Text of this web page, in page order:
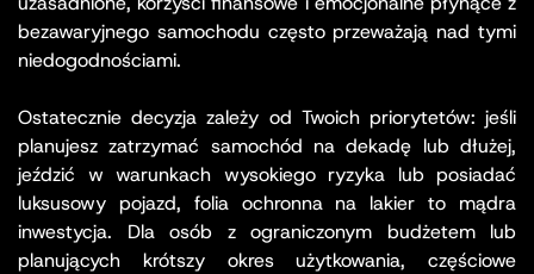
bezawaryjnego samochodu często przeważają nad tymi
niedogodnościami.
Ostatecznie decyzja zależy od Twoich priorytetów: jeśli
planujesz zatrzymać samochód na dekadę lub dłużej,
jeździć w warunkach wysokiego ryzyka lub posiadać
luksusowy pojazd, folia ochronna na lakier to mądra
inwestycja. Dla osób z ograniczonym budżetem lub
planujących krótszy okres użytkowania, częściowe